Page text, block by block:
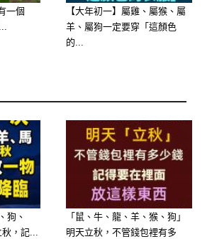
，很多人第一時間想到的
相當專一，願意為重要的
但同樣的，他們也無法接
背叛。
蠍，他可能不會立刻翻
若無其事地和你相處。然
，那道裂痕早已形成。
一個
【大年初一】屬雞、屬猴、屬
羊、屬狗一定要穿「這顏色
的...
狗、
，記...
「鼠、牛、龍、羊、猴、狗」
明天立秋，不管錢包裡有多